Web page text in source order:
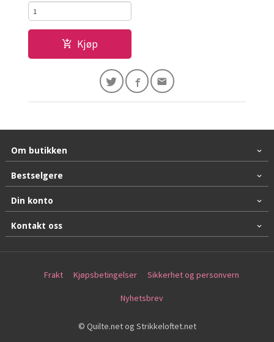
Kjøp
Om butikken
Bestselgere
Din konto
Kontakt oss
Frakt Kjøpsbetingelser Sikkerhet og personvern
Nyhetsbrev
© Quilte.net og Strikkeloftet.net